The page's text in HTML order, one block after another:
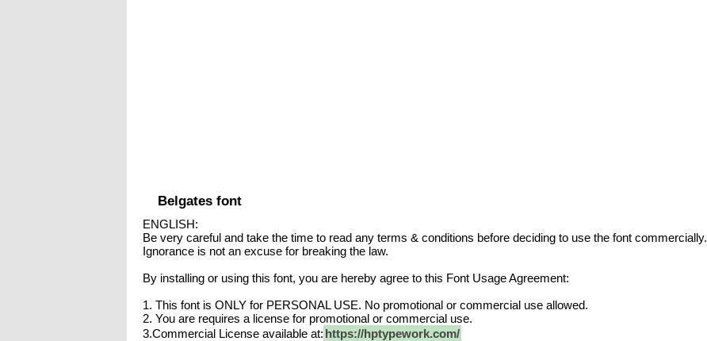
Belgates font
ENGLISH:
Be very careful and take the time to read any terms & conditions before deciding to use the font commercially.
Ignorance is not an excuse for breaking the law.
By installing or using this font, you are hereby agree to this Font Usage Agreement:
1. This font is ONLY for PERSONAL USE. No promotional or commercial use allowed.
2. You are requires a license for promotional or commercial use.
3.Commercial License available at: https://hptypework.com/